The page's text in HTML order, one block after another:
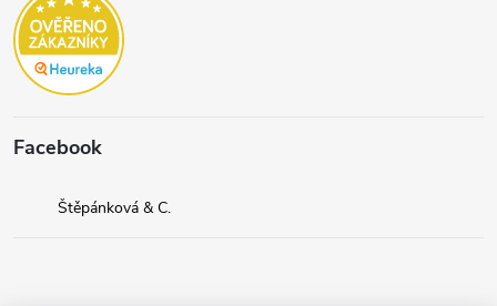
Facebook
Štěpánková & C.